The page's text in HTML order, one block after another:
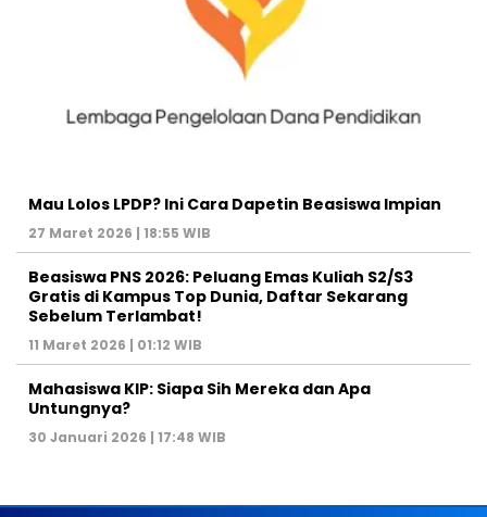
Mau Lolos LPDP? Ini Cara Dapetin Beasiswa Impian
27 Maret 2026 | 18:55 WIB
Beasiswa PNS 2026: Peluang Emas Kuliah S2/S3
Gratis di Kampus Top Dunia, Daftar Sekarang
Sebelum Terlambat!
11 Maret 2026 | 01:12 WIB
Mahasiswa KIP: Siapa Sih Mereka dan Apa
Untungnya?
30 Januari 2026 | 17:48 WIB